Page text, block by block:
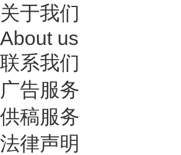
关于我们
About us
联系我们
广告服务
供稿服务
法律声明